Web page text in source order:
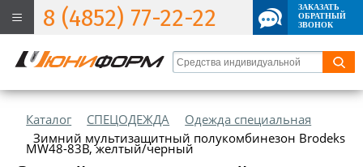
8 (4852) 77-22-22
ЗАКАЗАТЬ
ОБРАТНЫЙ
ЗВОНОК
Каталог СПЕЦОДЕЖДА
Одежда специальная
Зимний мультизащитный полукомбинезон Brodeks
MW48-83В, желтый/черный